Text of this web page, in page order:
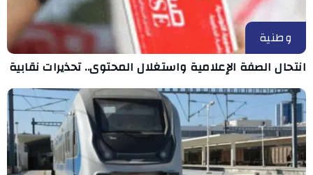
وطنية
انتحال الصفة الإعلامية واستغلال المحتوى.. تحذيرات نقابية